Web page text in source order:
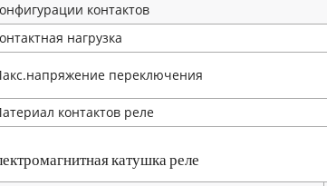
контактов
нагрузка
переключения
контактов реле
катушка реле